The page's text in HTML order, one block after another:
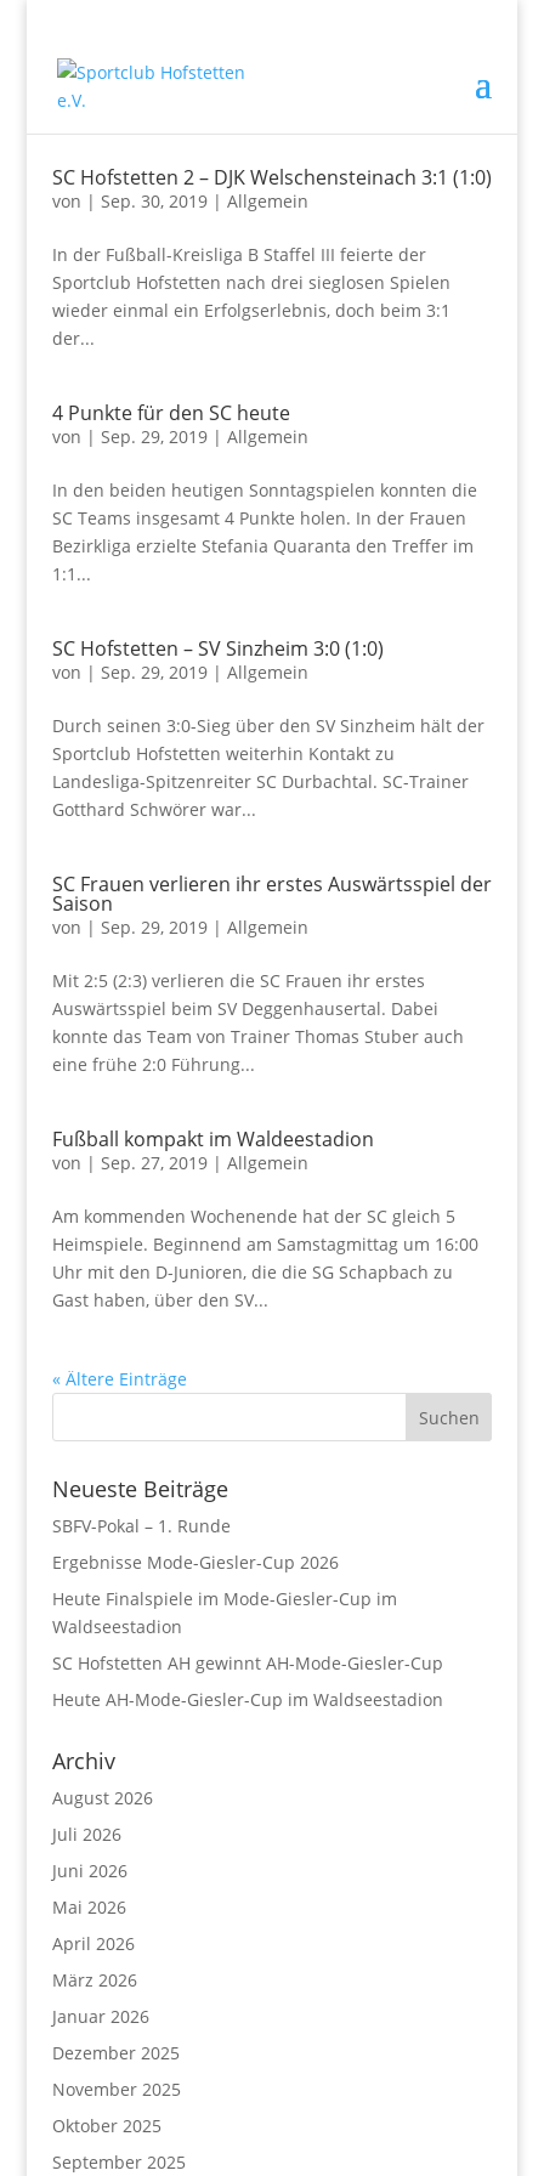
SC Hofstetten 2 – DJK Welschensteinach 3:1 (1:0)
von | Sep. 30, 2019| Allgemein
In der Fußball-Kreisliga B Staffel III feierte der
Sportclub Hofstetten nach drei sieglosen Spielen
wieder einmal ein Erfolgserlebnis, doch beim 3:1
der...
4 Punkte für den SC heute
von | Sep. 29, 2019| Allgemein
In den beiden heutigen Sonntagspielen konnten die
SC Teams insgesamt 4 Punkte holen. In der Frauen
Bezirkliga erzielte Stefania Quaranta den Treffer im
1:1...
SC Hofstetten – SV Sinzheim 3:0 (1:0)
von | Sep. 29, 2019| Allgemein
Durch seinen 3:0-Sieg über den SV Sinzheim hält der
Sportclub Hofstetten weiterhin Kontakt zu
Landesliga-Spitzenreiter SC Durbachtal. SC-Trainer
Gotthard Schwörer war...
SC Frauen verlieren ihr erstes Auswärtsspiel der
Saison
von | Sep. 29, 2019| Allgemein
Mit 2:5 (2:3) verlieren die SC Frauen ihr erstes
Auswärtsspiel beim SV Deggenhausertal. Dabei
konnte das Team von Trainer Thomas Stuber auch
eine frühe 2:0 Führung...
Fußball kompakt im Waldeestadion
von | Sep. 27, 2019| Allgemein
Am kommenden Wochenende hat der SC gleich 5
Heimspiele. Beginnend am Samstagmittag um 16:00
Uhr mit den D-Junioren, die die SG Schapbach zu
Gast haben, über den SV...
« Ältere Einträge
Neueste Beiträge
SBFV-Pokal – 1. Runde
Ergebnisse Mode-Giesler-Cup 2026
Heute Finalspiele im Mode-Giesler-Cup im
Waldseestadion
SC Hofstetten AH gewinnt AH-Mode-Giesler-Cup
Heute AH-Mode-Giesler-Cup im Waldseestadion
Archiv
August 2026
Juli 2026
Juni 2026
Mai 2026
April 2026
März 2026
Januar 2026
Dezember 2025
November 2025
Oktober 2025
September 2025